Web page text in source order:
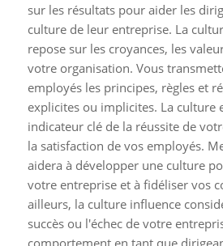
sur les résultats pour aider les
culture de leur entreprise. La
repose sur les croyances, les
votre organisation. Vous
employés les principes, règles et
explicites ou implicites. La culture
indicateur clé de la réussite de
la satisfaction de vos employés.
aidera à développer une culture
votre entreprise et à fidéliser vos
ailleurs, la culture influence
succès ou l'échec de votre